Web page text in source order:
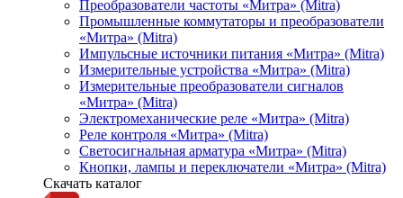
Преобразователи частоты «Митра» (Mitra)
Промышленные коммутаторы и преобразователи
«Митра» (Mitra)
Импульсные источники питания «Митра» (Mitra)
Измерительные устройства «Митра» (Mitra)
Измерительные преобразователи сигналов
«Митра» (Mitra)
Электромеханические реле «Митра» (Mitra)
Реле контроля «Митра» (Mitra)
Светосигнальная арматура «Митра» (Mitra)
Кнопки, лампы и переключатели «Митра» (Mitra)
Скачать каталог